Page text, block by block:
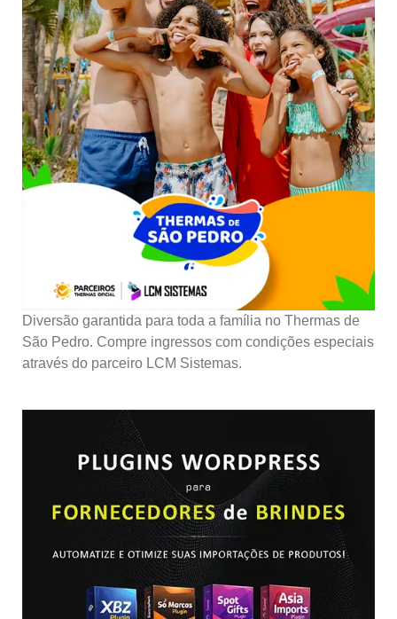
Diversão garantida para toda a família no Thermas de
São Pedro. Compre ingressos com condições especiais
através do parceiro LCM Sistemas.